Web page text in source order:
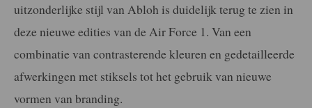
uitzonderlijke stijl van Abloh is duidelijk terug te zien in
deze nieuwe edities van de Air Force 1. Van een
combinatie van contrasterende kleuren en gedetailleerde
afwerkingen met stiksels tot het gebruik van nieuwe
vormen van branding.